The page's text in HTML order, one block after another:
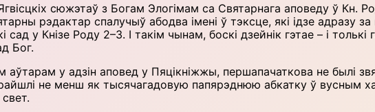
сюжэтаў з Богам Элогімам са Святарнага аповеду ў Кн.
рэдактар спалучыў абодва імені ў тэксце, які ідзе адразу
сад у Кнізе Роду 2–3. І такім чынам, боскі дзейнік гэтае – і
Бог.
у адзін аповед у Пяцікніжжы, першапачаткова не былі
не менш як тысячагадовую папярэднюю абкатку ў вусным